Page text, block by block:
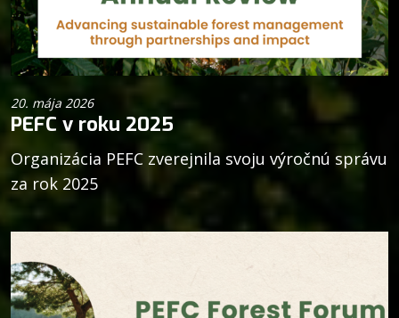
20. mája 2026
PEFC v roku 2025
Organizácia PEFC zverejnila svoju výročnú správu
za rok 2025